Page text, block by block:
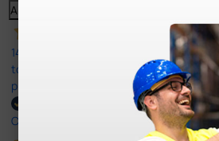
Anterior
14 Jul 2026
todo correcto. podria señalar que un
plazo de entrega se alarga.
Comprador verificado